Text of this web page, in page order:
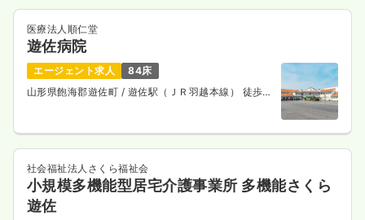
医療法人順仁堂
遊佐病院
エージェント求人
84床
山形県飽海郡遊佐町 / 遊佐駅（ＪＲ羽越本線） 徒歩5
社会福祉法人さくら福祉会
小規模多機能型居宅介護事業所 多機能さくら
遊佐